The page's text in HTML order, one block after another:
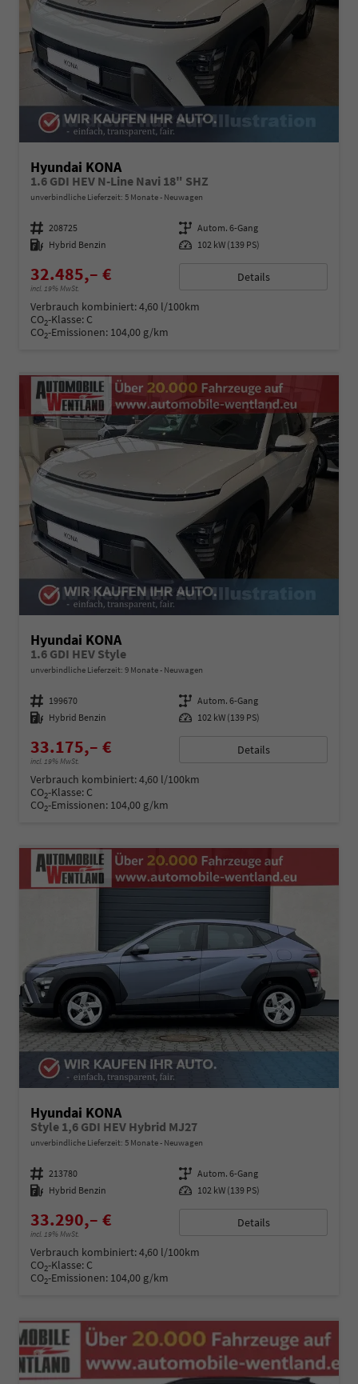
Hyundai KONA
1.6 GDI HEV N-Line Navi 18" SHZ
unverbindliche Lieferzeit: 5 Monate Neuwagen
Fahrzeugnummer 208725 Getriebe Autom. 6-Gang
Kraftstoff Hybrid Benzin Leistung 102 kW (139 PS)
32.485,– €
incl. 19% MwSt.
Details
Verbrauch kombiniert:4,60 l/100km
CO2-Klasse: C
CO2-Emissionen: 104,00 g/km
Hyundai KONA
1.6 GDI HEV Style
unverbindliche Lieferzeit: 9 Monate Neuwagen
Fahrzeugnummer 199670 Getriebe Autom. 6-Gang
Kraftstoff Hybrid Benzin Leistung 102 kW (139 PS)
33.175,– €
incl. 19% MwSt.
Details
Verbrauch kombiniert:4,60 l/100km
CO2-Klasse: C
CO2-Emissionen: 104,00 g/km
Hyundai KONA
Style 1,6 GDI HEV Hybrid MJ27
unverbindliche Lieferzeit: 5 Monate Neuwagen
Fahrzeugnummer 213780 Getriebe Autom. 6-Gang
Kraftstoff Hybrid Benzin Leistung 102 kW (139 PS)
33.290,– €
incl. 19% MwSt.
Details
Verbrauch kombiniert:4,60 l/100km
CO2-Klasse: C
CO2-Emissionen: 104,00 g/km